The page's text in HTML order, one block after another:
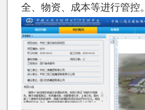
全、物资、成本等进行管控。